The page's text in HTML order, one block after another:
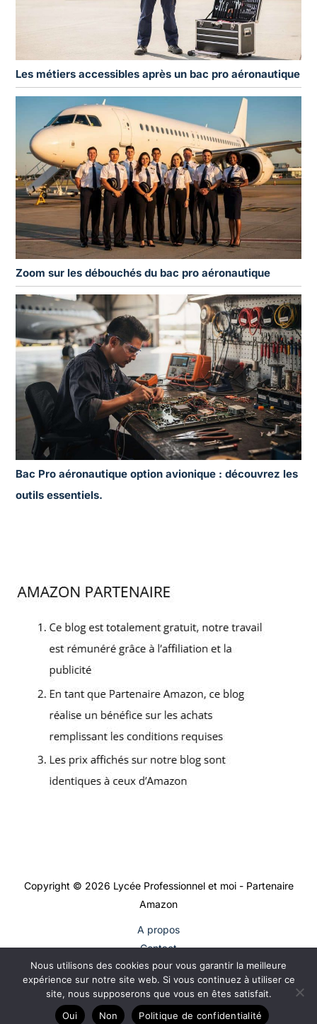
Les métiers accessibles après un bac pro aéronautique
Zoom sur les débouchés du bac pro aéronautique
Bac Pro aéronautique option avionique : découvrez les
outils essentiels.
Copyright © 2026 Lycée Professionnel et moi - Partenaire
Amazon
A propos
Contact
Plan du site
Mentions légales
Politique de confidentialité
Nous utilisons des cookies pour vous garantir la meilleure
expérience sur notre site web. Si vous continuez à utiliser ce
site, nous supposerons que vous en êtes satisfait.
Oui
Non Politique de confidentialité